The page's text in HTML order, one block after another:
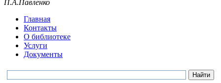
П.А.Павленко
Главная
Контакты
О библиотеке
Услуги
Документы